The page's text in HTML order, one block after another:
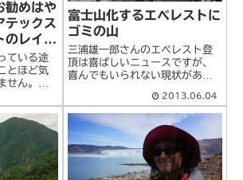
勧めはや
テックス
のレイン
ている途
とほど気
せん。視
うです。
がちな安
エアなん
がべたつ
きを読む
富士山化するエベレストに
ゴミの山
三浦雄一郎さんのエベレスト登
頂は喜ばしいニュースですが、
喜んでもいられない現状がある
リーさんらが1953年、世界最
高峰のエベレストに初登頂して
から60年が過ぎた。100年前は
未踏の領域だったが、商業ツア
ー拡大で最>続きを読む
2013.06.04